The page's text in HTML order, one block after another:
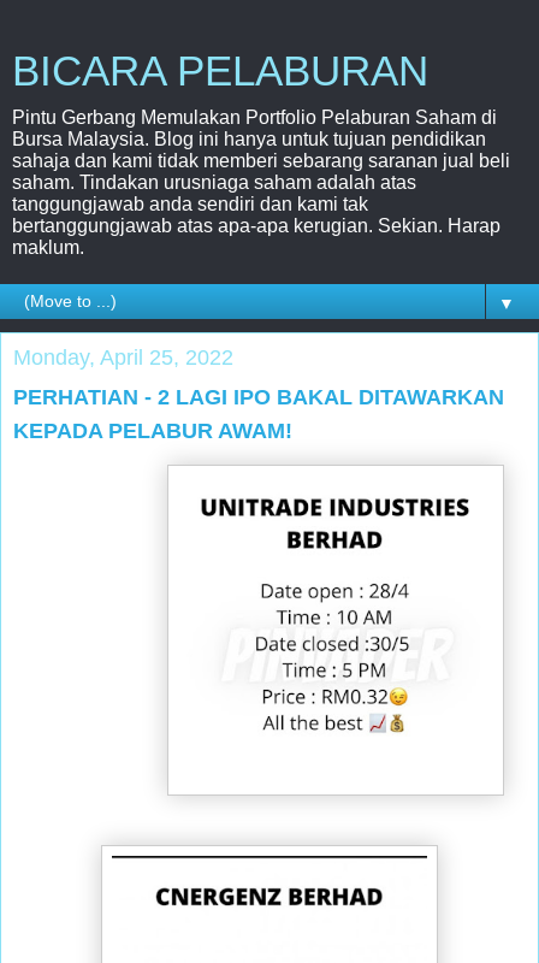
BICARA PELABURAN
Pintu Gerbang Memulakan Portfolio Pelaburan Saham di
Bursa Malaysia. Blog ini hanya untuk tujuan pendidikan
sahaja dan kami tidak memberi sebarang saranan jual beli
saham. Tindakan urusniaga saham adalah atas
tanggungjawab anda sendiri dan kami tak
bertanggungjawab atas apa-apa kerugian. Sekian. Harap
maklum.
▼
Monday, April 25, 2022
PERHATIAN - 2 LAGI IPO BAKAL DITAWARKAN
KEPADA PELABUR AWAM!